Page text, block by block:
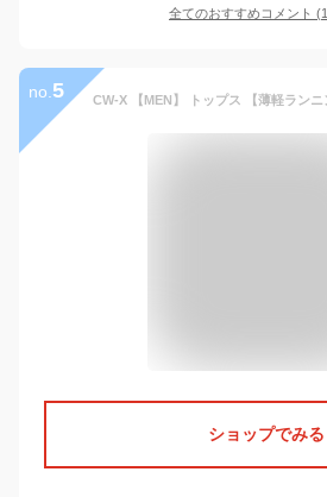
全てのおすすめコメント (1
no. 5
ショップでみる